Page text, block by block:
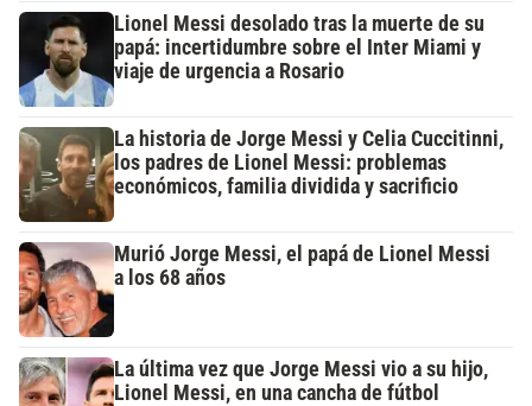
Lionel Messi desolado tras la muerte de su
papá: incertidumbre sobre el Inter Miami y
viaje de urgencia a Rosario
La historia de Jorge Messi y Celia Cuccitinni,
los padres de Lionel Messi: problemas
económicos, familia dividida y sacrificio
Murió Jorge Messi, el papá de Lionel Messi
a los 68 años
La última vez que Jorge Messi vio a su hijo,
Lionel Messi, en una cancha de fútbol